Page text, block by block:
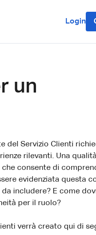
Login
un
del Servizio Clienti
rilevanti. Una
consente di
evidenziata questa
includere? E come
per il ruolo?
verrà creato qui di